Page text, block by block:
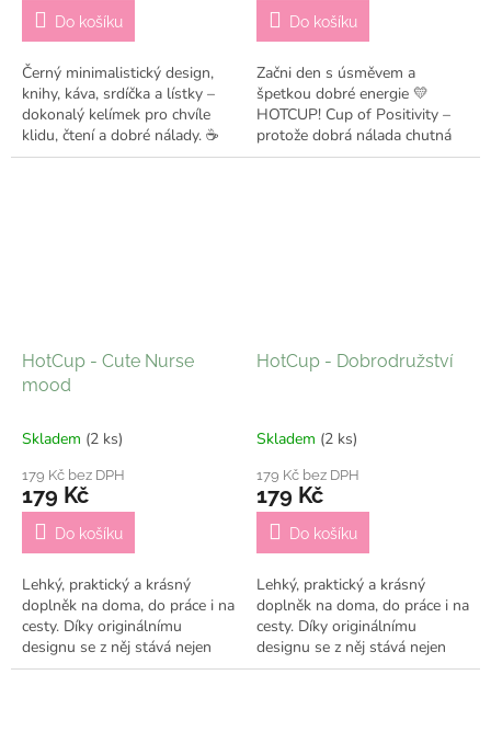
Do košíku
Černý minimalistický design,
knihy, káva, srdíčka a lístky –
dokonalý kelímek pro chvíle
klidu, čtení a dobré nálady. ☕
📚 ✔️ Odesílám do 7
Do košíku
Začni den s úsměvem a
špetkou dobré energie 💛
HOTCUP! Cup of Positivity –
protože dobrá nálada chutná
nejlíp z oblíbeného kelímku ☕
HotCup - Cute Nurse
mood
Skladem (2 ks)
179 Kč bez DPH
179 Kč
Do košíku
Lehký, praktický a krásný
doplněk na doma, do práce i na
cesty. Díky originálnímu
designu se z něj stává nejen
praktický kelímek, ale i stylový
HotCup - Dobrodružství
Skladem (2 ks)
179 Kč bez DPH
179 Kč
Do košíku
Lehký, praktický a krásný
doplněk na doma, do práce i na
cesty. Díky originálnímu
designu se z něj stává nejen
praktický kelímek, ale i stylový